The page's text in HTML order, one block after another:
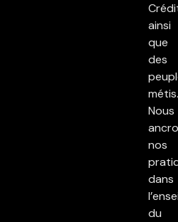
ainsi
que
des
métis.
Nous
nos
dans
du